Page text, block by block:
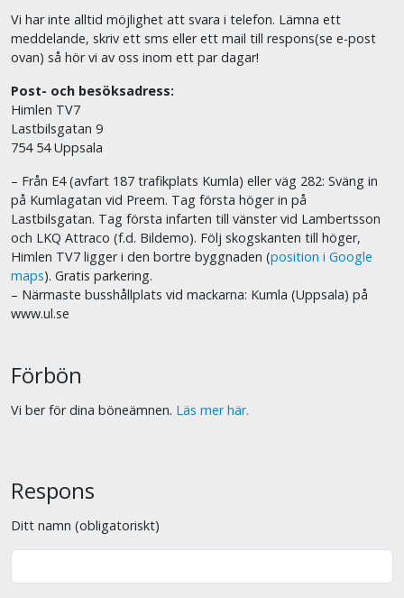
Vi har inte alltid möjlighet att svara i telefon. Lämna ett
meddelande, skriv ett sms eller ett mail till respons(se e-post
ovan) så hör vi av oss inom ett par dagar!
Post- och besöksadress:
Himlen TV7
Lastbilsgatan 9
754 54 Uppsala
– Från E4 (avfart 187 trafikplats Kumla) eller väg 282: Sväng in
på Kumlagatan vid Preem. Tag första höger in på
Lastbilsgatan. Tag första infarten till vänster vid Lambertsson
och LKQ Attraco (f.d. Bildemo). Följ skogskanten till höger,
Himlen TV7 ligger i den bortre byggnaden (position i Google
maps). Gratis parkering.
– Närmaste busshållplats vid mackarna: Kumla (Uppsala) på
www.ul.se
Förbön
Vi ber för dina böneämnen. Läs mer här.
Respons
Ditt namn (obligatoriskt)